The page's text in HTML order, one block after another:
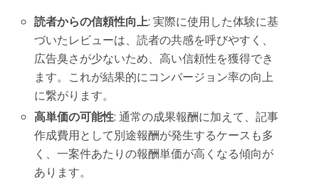
読者からの信頼性向上: 実際に使用した体験に基
づいたレビューは、読者の共感を呼びやすく、
広告臭さが少ないため、高い信頼性を獲得でき
ます。これが結果的にコンバージョン率の向上
に繋がります。
高単価の可能性: 通常の成果報酬に加えて、記事
作成費用として別途報酬が発生するケースも多
く、一案件あたりの報酬単価が高くなる傾向が
あります。